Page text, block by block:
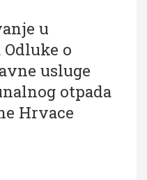
u
o
usluge
otpada
Hrvace